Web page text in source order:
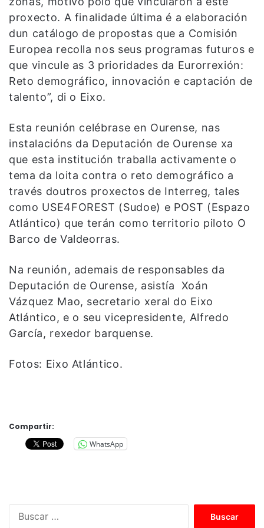
proxecto. A finalidade última é a elaboración
dun catálogo de propostas que a Comisión
Europea recolla nos seus programas futuros e
que vincule as 3 prioridades da Eurorrexión:
Reto demográfico, innovación e captación de
talento”, di o Eixo.
Esta reunión celébrase en Ourense, nas
instalacións da Deputación de Ourense xa
que esta institución traballa activamente o
tema da loita contra o reto demográfico a
través doutros proxectos de Interreg, tales
como USE4FOREST (Sudoe) e POST (Espazo
Atlántico) que terán como territorio piloto O
Barco de Valdeorras.
Na reunión, ademais de responsables da
Deputación de Ourense, asistía Xoán
Vázquez Mao, secretario xeral do Eixo
Atlántico, e o seu vicepresidente, Alfredo
García, rexedor barquense.
Fotos: Eixo Atlántico.
Compartir:
WhatsApp